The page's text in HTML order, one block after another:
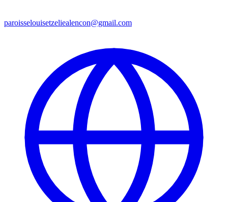
paroisselouisetzeliealencon@gmail.com